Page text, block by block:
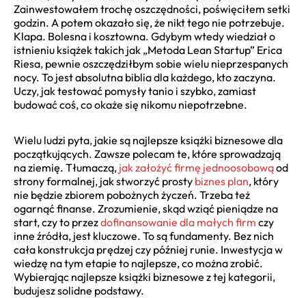
Zainwestowałem trochę oszczędności, poświęciłem setki
godzin. A potem okazało się, że nikt tego nie potrzebuje.
Klapa. Bolesna i kosztowna. Gdybym wtedy wiedział o
istnieniu książek takich jak „Metoda Lean Startup” Erica
Riesa, pewnie oszczędziłbym sobie wielu nieprzespanych
nocy. To jest absolutna biblia dla każdego, kto zaczyna.
Uczy, jak testować pomysły tanio i szybko, zamiast
budować coś, co okaże się nikomu niepotrzebne.
Wielu ludzi pyta, jakie są najlepsze książki biznesowe dla
początkujących. Zawsze polecam te, które sprowadzają
na ziemię. Tłumaczą, jak założyć firmę jednoosobowąod
strony formalnej, jak stworzyć prosty biznes plan, który
nie będzie zbiorem pobożnych życzeń. Trzeba też
ogarnąć finanse. Zrozumienie, skąd wziąć pieniądze na
start, czy to przezdofinansowanie dla małych firm czy
inne źródła, jest kluczowe. To są fundamenty. Bez nich
cała konstrukcja prędzej czy później runie. Inwestycja w
wiedzę na tym etapie to najlepsze, co można zrobić.
Wybierając najlepsze książki biznesowe z tej kategorii,
budujesz solidne podstawy.